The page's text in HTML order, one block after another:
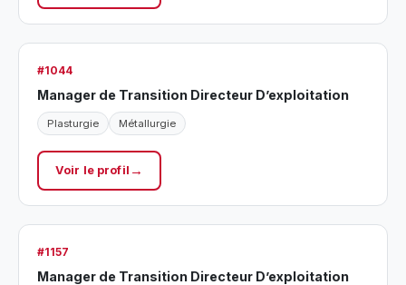
#1044
Manager de Transition Directeur D’exploitation
Plasturgie Métallurgie
Voir le profil
#1157
Manager de Transition Directeur D’exploitation